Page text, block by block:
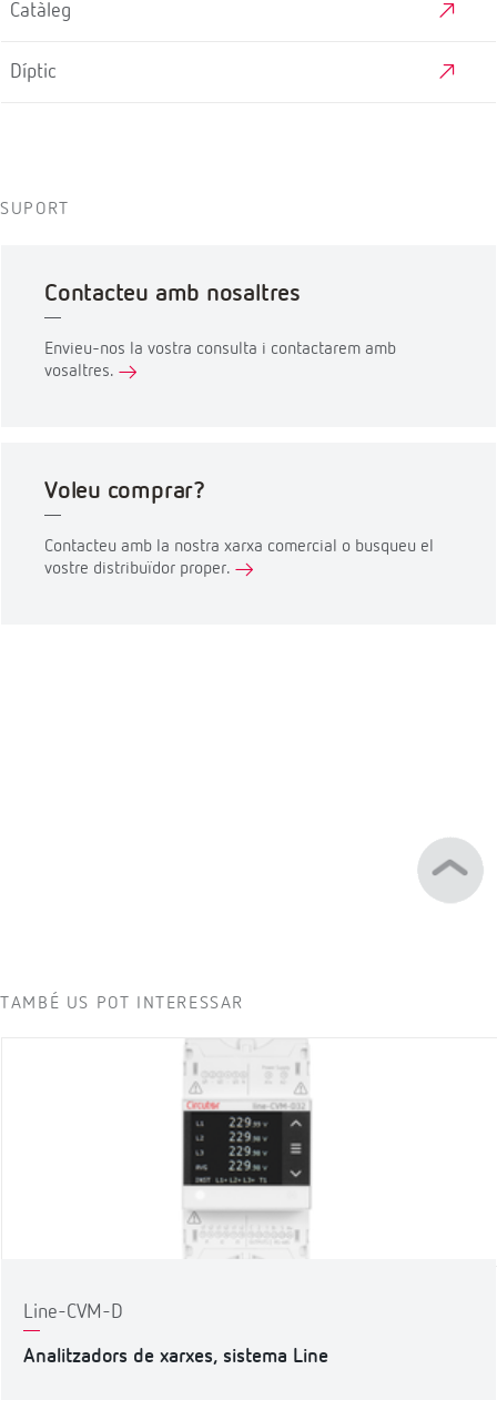
Catàleg
Díptic
SUPORT
Contacteu amb nosaltres
Envieu-nos la vostra consulta i contactarem amb
vosaltres.
Voleu comprar?
Contacteu amb la nostra xarxa comercial o busqueu el
vostre distribuïdor proper.
TAMBÉ US POT INTERESSAR
Line-CVM-D
Analitzadors de xarxes, sistema Line